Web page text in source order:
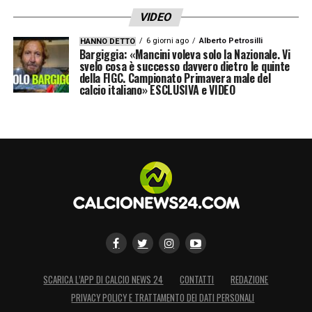
VIDEO
HANNO DETTO 6 giorni ago Alberto Petrosilli
Bargiggia: «Mancini voleva solo la Nazionale. Vi
svelo cosa è successo davvero dietro le quinte
della FIGC. Campionato Primavera male del
calcio italiano» ESCLUSIVA e VIDEO
SCARICA L’APP DI CALCIO NEWS 24 CONTATTI
REDAZIONE
PRIVACY POLICY E TRATTAMENTO DEI DATI PERSONALI